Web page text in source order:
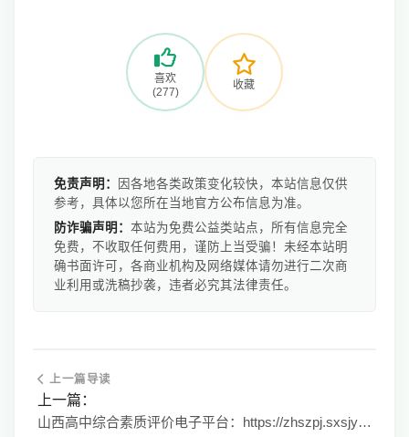
喜欢
(277)
收藏
免责声明：
因各地各类政策变化较快，本站信息仅供
参考，具体以您所在当地官方公布信息为准。
防诈骗声明： 本站为免费公益类站点，所有信息完全
免费，不收取任何费用，谨防上当受骗！未经本站明
确书面许可，各商业机构及网络媒体请勿进行二次商
业利用或洗稿抄袭，违者必究其法律责任。
上一篇导读
上一篇：
山西高中综合素质评价电子平台：https://zhszpj.sxsjyggfw.cn/